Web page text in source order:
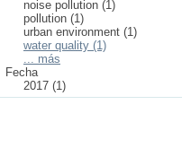
noise pollution (1)
pollution (1)
urban environment (1)
water quality (1)
... más
Fecha
2017 (1)